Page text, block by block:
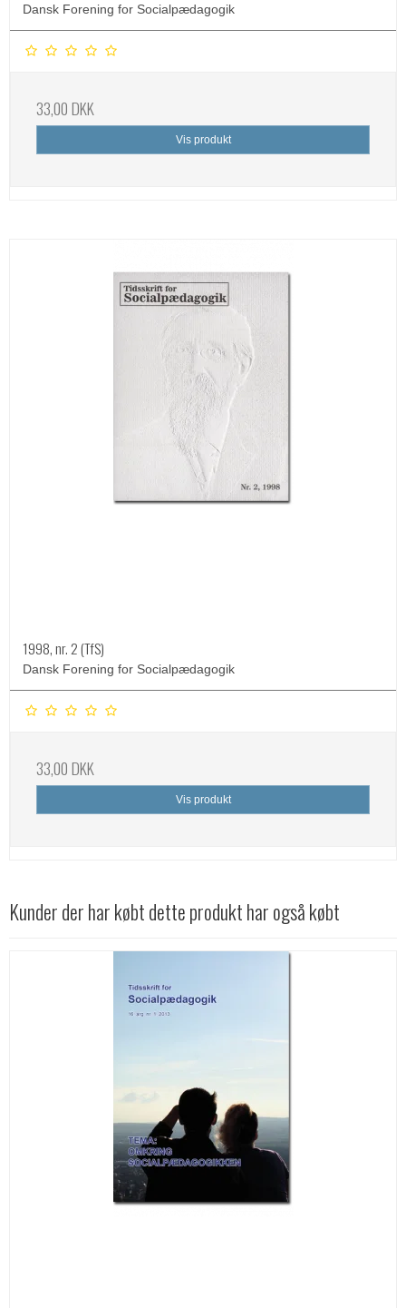
Dansk Forening for Socialpædagogik
33,00 DKK
Vis produkt
1998, nr. 2 (TfS)
Dansk Forening for Socialpædagogik
33,00 DKK
Vis produkt
Kunder der har købt dette produkt har også købt